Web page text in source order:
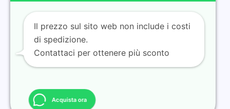
Blog
Acquista ora
Il prezzo sul sito web non include i costi
di spedizione.
Contattaci per ottenere più sconto